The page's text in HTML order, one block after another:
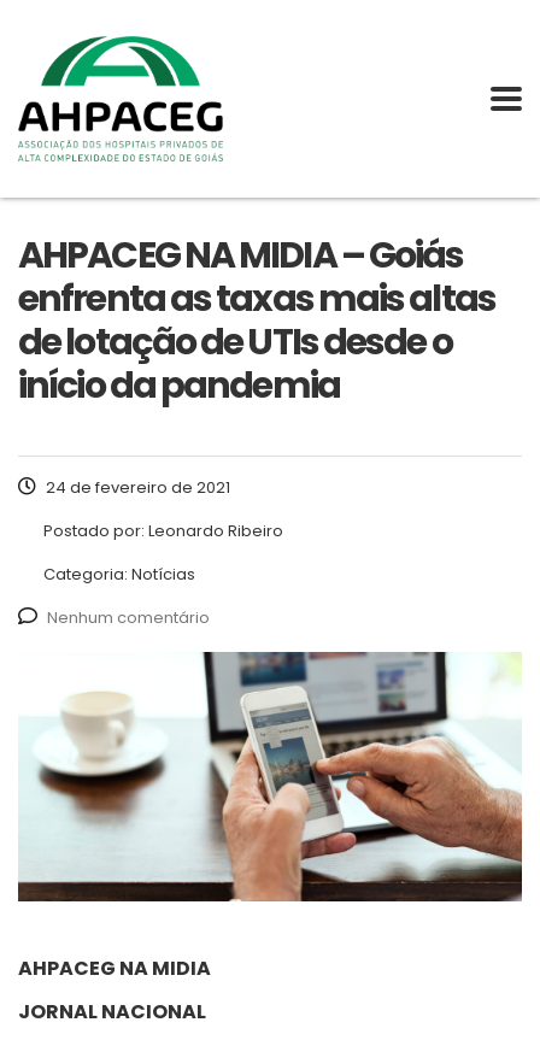
AHPACEG NA MIDIA – Goiás
enfrenta as taxas mais altas
de lotação de UTIs desde o
início da pandemia
24 de fevereiro de 2021
Postado por: Leonardo Ribeiro
Categoria: Notícias
Nenhum comentário
AHPACEG NA MIDIA
JORNAL NACIONAL